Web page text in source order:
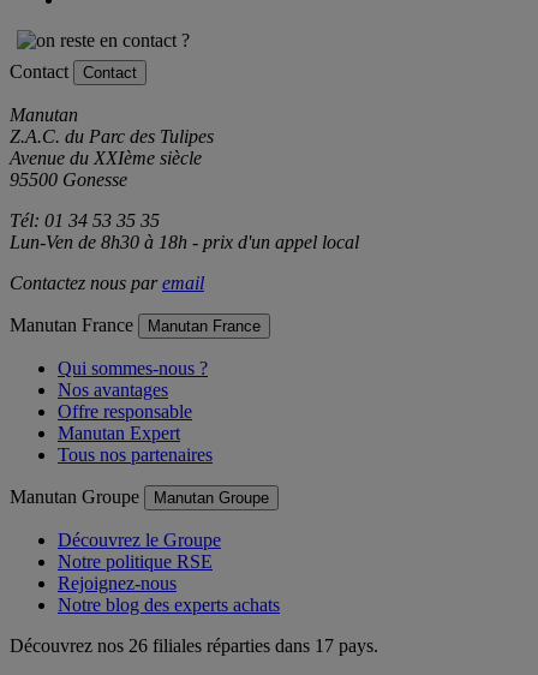
Contact Contact
Manutan
Z.A.C. du Parc des Tulipes
Avenue du XXIème siècle
95500 Gonesse
Tél: 01 34 53 35 35
Lun-Ven de 8h30 à 18h - prix d'un appel local
Contactez nous paremail
Manutan France Manutan France
Qui sommes-nous ?
Nos avantages
Offre responsable
Manutan Expert
Tous nos partenaires
Manutan Groupe Manutan Groupe
Découvrez le Groupe
Notre politique RSE
Rejoignez-nous
Notre blog des experts achats
Découvrez nos 26 filiales réparties dans 17 pays.